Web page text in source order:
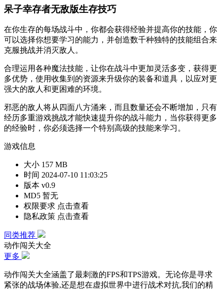
呆子幸存者无敌版生存技巧
在你生存的每场战斗中，你都会获得经验并提高你的技能，你
可以选择你想要学习的能力，并创造数千种独特的技能组合来
克服挑战并消灭敌人。
合理运用各种魔法技能，让你在战斗中更加灵活多变，获得更
多优势，使用收集到的资源来升级你的装备和道具，以应对更
强大的敌人和更困难的环境。
邪恶的敌人将从四面八方涌来，而且数量还会不断增加，只有
经历多重游戏挑战才能快速提升你的战斗能力，当你获得更多
的经验时，你必须选择一个特别高级的技能来学习。
游戏信息
大小 157 MB
时间 2024-07-10 11:03:25
版本 v0.9
MD5 暂无
权限要求 点击查看
隐私政策 点击查看
同类推荐
动作闯关大全
更多
动作闯关大全涵盖了最刺激的FPS和TPS游戏。无论你是寻求
紧张的战场体验,还是想在虚拟世界中进行战术对抗,我们的精